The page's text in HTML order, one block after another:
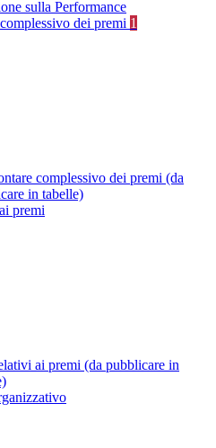
sulla Performance
dei premi 1
complessivo dei premi (da
in tabelle)
premi
ai premi (da pubblicare in